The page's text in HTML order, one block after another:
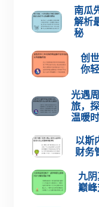
南瓜
解析
秘
创
你
光遇
旅，
温暖
以斯
财务
九
巅